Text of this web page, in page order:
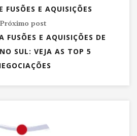
FUSÕES E AQUISIÇÕES
Próximo post
FUSÕES E AQUISIÇÕES DE
SUL: VEJA AS TOP 5